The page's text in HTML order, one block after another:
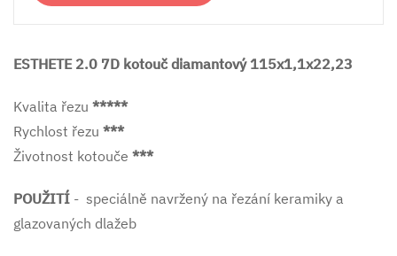
ESTHETE 2.0 7D kotouč diamantový 115x1,1x22,23
Kvalita řezu *****
Rychlost řezu ***
Životnost kotouče ***
POUŽITÍ - speciálně navržený na řezání keramiky a
glazovaných dlažeb